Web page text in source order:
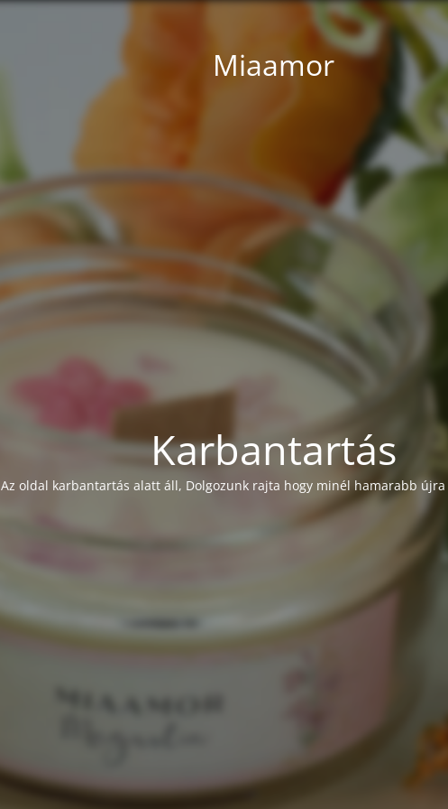
Miaamor
Karbantartás
Az oldal karbantartás alatt áll, Dolgozunk rajta hogy minél hamarabb